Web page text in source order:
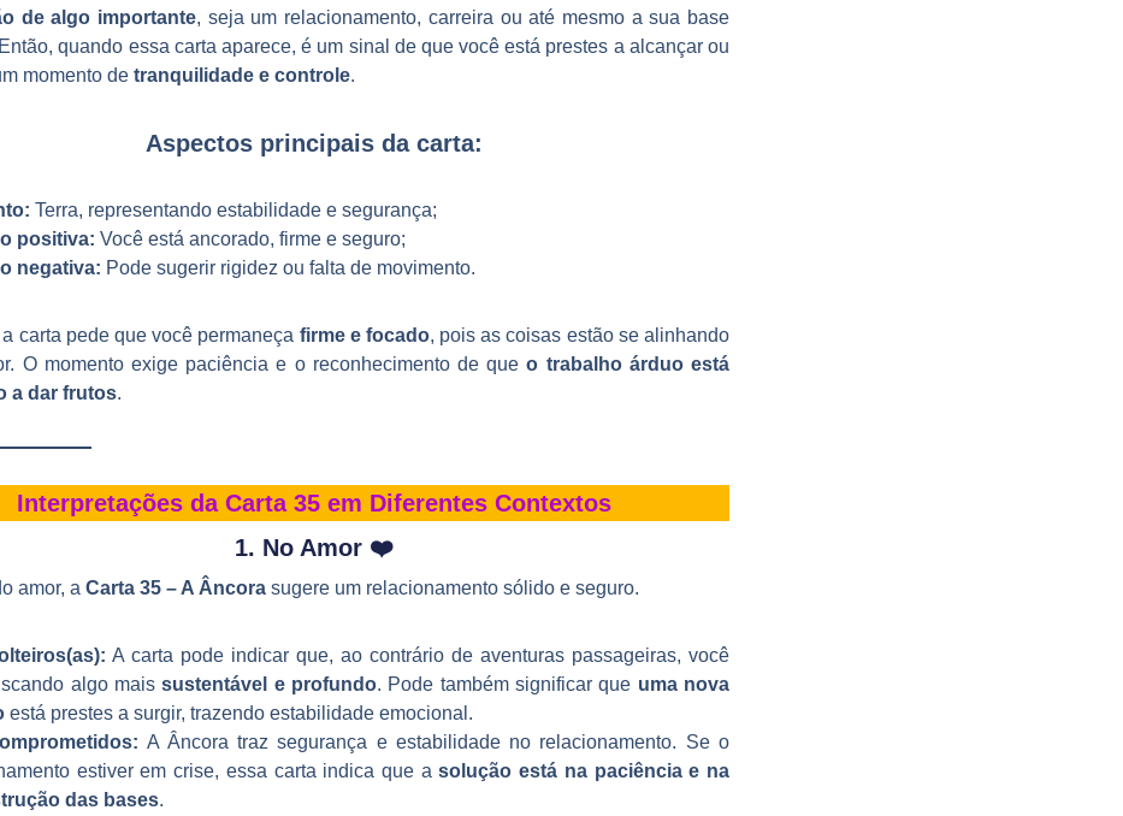
de algo importante, seja um relacionamento, carreira ou até mesmo a sua base
quando essa carta aparece, é um sinal de que você está prestes a alcançar ou
momento de tranquilidade e controle.
Aspectos principais da carta:
Terra, representando estabilidade e segurança;
positiva: Você está ancorado, firme e seguro;
negativa: Pode sugerir rigidez ou falta de movimento.
carta pede que você permaneça firme e focado, pois as coisas estão se alinhando
O momento exige paciência e o reconhecimento de queo trabalho árduo está
a dar frutos.
Interpretações da Carta 35 em Diferentes Contextos
1. No Amor ❤️
amor, a Carta 35 – A Âncora sugere um relacionamento sólido e seguro.
A carta pode indicar que, ao contrário de aventuras passageiras, você
algo maissustentável e profundo. Pode também significar que uma nova
está prestes a surgir, trazendo estabilidade emocional.
A Âncora traz segurança e estabilidade no relacionamento. Se o
estiver em crise, essa carta indica que asolução está na paciência e na
das bases.